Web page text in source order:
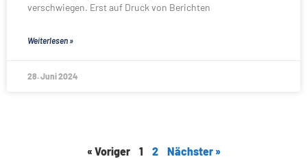
verschwiegen. Erst auf Druck von Berichten
Weiterlesen »
28. Juni 2024
« Voriger 1 2 Nächster »